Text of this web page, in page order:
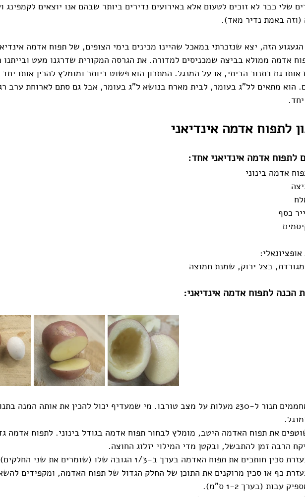
שלי כבר לא זוכים לטעום אלא באירועים נדירים ביותר שבהם אנו יוצאים לקמפינג
(וזה באמת נדיר מאד).
הגעגוע הזה, יצא שנזכרתי במאכל שהיינו מכינים בימי הצופים, של תפוח אדמה
אדמה ממולא בביצה שמכניסים למדורה. את הגרסה המקורית שדרגנו מעט ובייתנו
אותו גם בתנור הביתי, או על המנגל. המתכון הוא פשוט ביותר ומומלץ להכין אותו
הוא מתאים לל"ג בעומר, לבית מארח בנושא ל"ג בעומר, אבל גם סתם לארוחת ערב
לתפוח אדמה אינדיאני
לתפוח אדמה אינדיאני אחד:
אדמה בינוני
כסף
מגורדת, בצל ירוק, שמנת חמוצה
הכנה לתפוח אדמה אינדיאני:
מחממים תנור ל-230 מעלות על מצב טורבו. מי שמעדיף יכול להכין את אותה המנה
את תפוח האדמה היטב, מומלץ לבחור תפוח אדמה בגודל בינוני. לתפוח אדמה
הרבה זמן להתבשל, ובקטן מדי המילוי יזלוג החוצה.
סכין חותכים את תפוח האדמה בערך ב-1/3 הגובה שלו (שומרים את שני החלקים).
כף או סכין מרוקנים את התוכן של החלק הגדול של תפוח האדמה, ומקפידים
עבות (בערך 1-2 ס”מ).